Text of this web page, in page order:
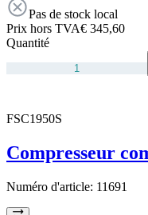
Pas de stock local
Prix hors TVA€ 345,60
Quantité
FSC1950S
Compresseur
Numéro d'article: 11691